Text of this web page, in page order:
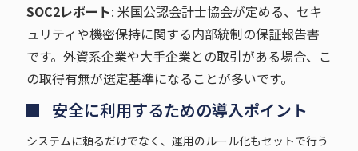
SOC2レポート: 米国公認会計士協会が定める、セキ
ュリティや機密保持に関する内部統制の保証報告書
です。外資系企業や大手企業との取引がある場合、こ
の取得有無が選定基準になることが多いです。
安全に利用するための導入ポイント
システムに頼るだけでなく、運用のルール化もセットで行う